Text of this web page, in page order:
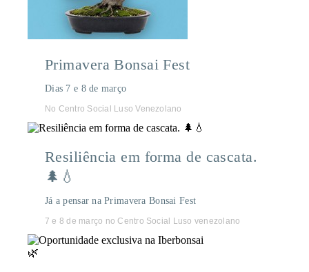
Primavera Bonsai Fest
Dias 7 e 8 de março
No Centro Social Luso Venezolano
Resiliência em forma de cascata.
🌲💧
Já a pensar na Primavera Bonsai Fest
7 e 8 de março no Centro Social Luso venezolano